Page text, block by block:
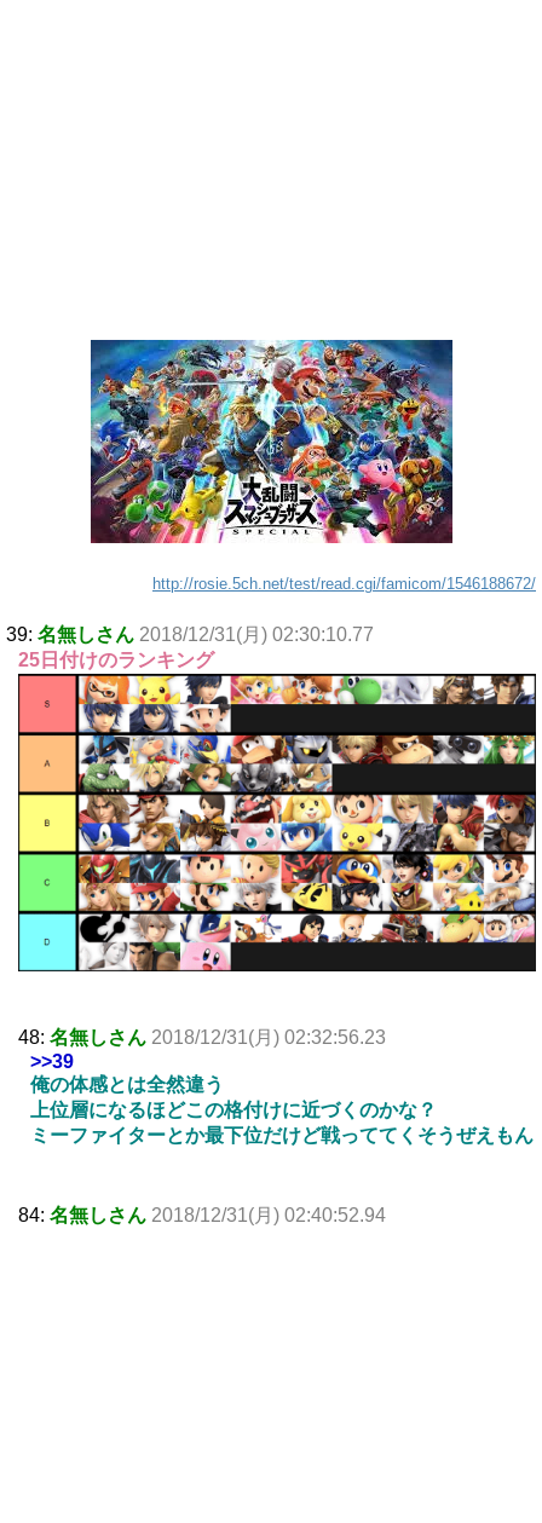
http://rosie.5ch.net/test/read.cgi/famicom/1546188672/
39: 名無しさん 2018/12/31(月) 02:30:10.77
25日付けのランキング
48: 名無しさん 2018/12/31(月) 02:32:56.23
>>39
俺の体感とは全然違う
上位層になるほどこの格付けに近づくのかな？
ミーファイターとか最下位だけど戦っててくそうぜえもん
84: 名無しさん 2018/12/31(月) 02:40:52.94